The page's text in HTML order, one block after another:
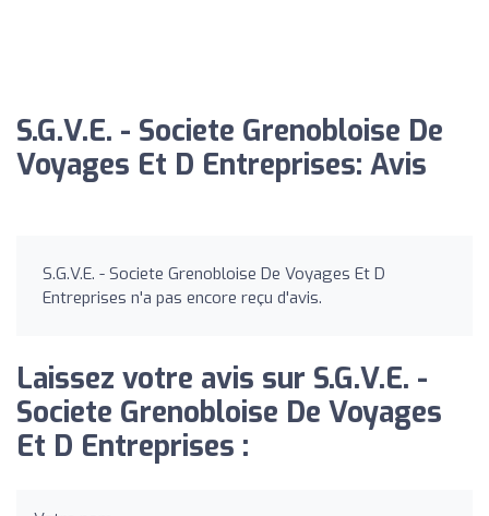
S.G.V.E. - Societe Grenobloise De
Voyages Et D Entreprises: Avis
S.G.V.E. - Societe Grenobloise De Voyages Et D
Entreprises n'a pas encore reçu d'avis.
Laissez votre avis sur S.G.V.E. -
Societe Grenobloise De Voyages
Et D Entreprises :